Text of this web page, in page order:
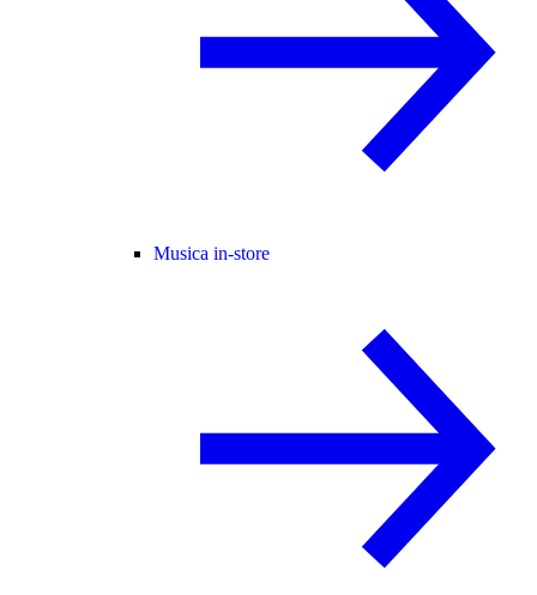
Musica in-store